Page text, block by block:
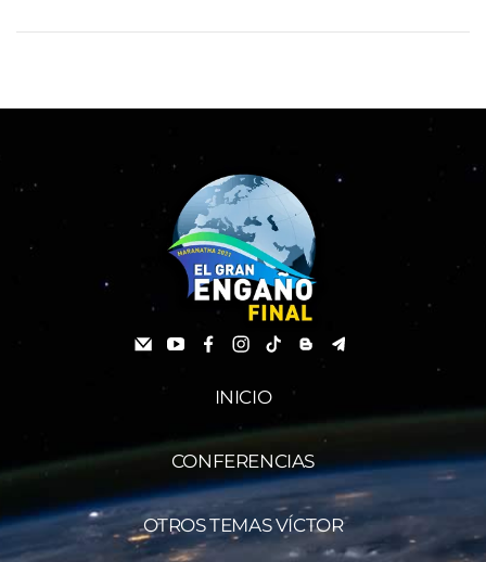
INICIO
CONFERENCIAS
OTROS TEMAS VÍCTOR